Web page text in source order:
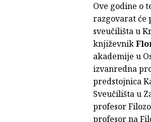
Ove godine o
razgovarat će
sveučilišta u
književnik
akademije u
izvanredna
predstojnica
Sveučilišta u
profesor
profesor na